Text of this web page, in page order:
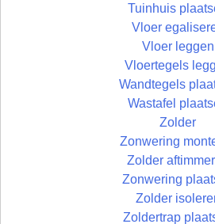
Tuinhuis
Vloer
Vloer leggen
Vloertegels
Wandtegels
Wastafel
Zolder
Zonwering
Zolder
Zonwering
Zolder
Zoldertrap